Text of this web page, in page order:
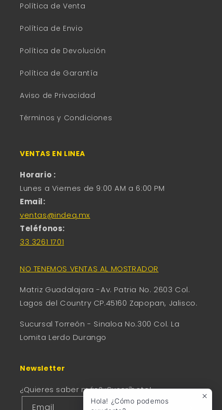
Política de Venta
Política de Envio
Política de Devolución
Política de Garantía
Aviso de Privacidad
Términos y Condiciones
VENTAS EN LINEA
Horario :
Lunes a Viernes de 9:00 AM a 6:00 PM
Email:
ventas@indeq.mx
Teléfonos:
33 3261 1701
NO TENEMOS VENTAS AL MOSTRADOR
Matriz Guadalajara -Av. Patria No. 2603 Col.
Lagos del Country CP.45160 Zapopan, Jalisco.
Sucursal Torreón - Sinaloa No.300 Col. La
Lomita Lerdo Durango
Newsletter
¿Quieres saber más? ¡Suscríbete!
Email
Hola! ¿Cómo podemos